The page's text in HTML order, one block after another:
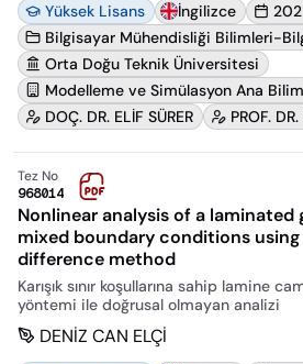
Yüksek Lisans İngilizce
Bilgisayar Mühendisliği Bilimleri-
Orta Doğu Teknik Üniversitesi
Modelleme ve Simülasyon Ana Bilim
DOÇ. DR. ELİF SÜRER
PROF.
Tez No
968014
Nonlinear analysis of a laminated
mixed boundary conditions
difference method
Karışık sınır koşullarına sahip lamine
yöntemi ile doğrusal olmayan analizi
DENİZ CAN ELÇİ